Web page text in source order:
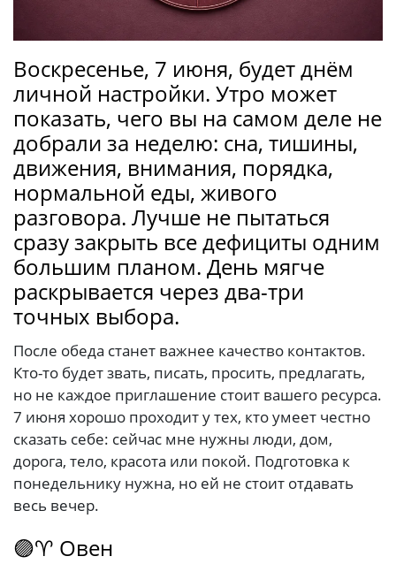
Воскресенье, 7 июня, будет днём
личной настройки. Утро может
показать, чего вы на самом деле не
добрали за неделю: сна, тишины,
движения, внимания, порядка,
нормальной еды, живого
разговора. Лучше не пытаться
сразу закрыть все дефициты одним
большим планом. День мягче
раскрывается через два-три
точных выбора.
После обеда станет важнее качество контактов.
Кто-то будет звать, писать, просить, предлагать,
но не каждое приглашение стоит вашего ресурса.
7 июня хорошо проходит у тех, кто умеет честно
сказать себе: сейчас мне нужны люди, дом,
дорога, тело, красота или покой. Подготовка к
понедельнику нужна, но ей не стоит отдавать
весь вечер.
🟣♈ Овен